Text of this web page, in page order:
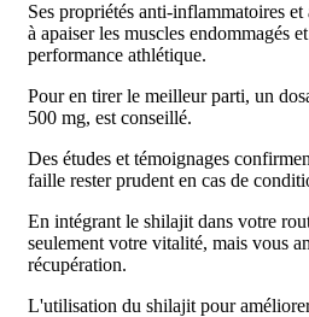
Ses propriétés anti-inflammatoires
à apaiser les muscles endommagés
performance athlétique.
Pour en tirer le meilleur parti, un
500 mg, est conseillé.
Des études et témoignages
faille rester prudent en cas de
En intégrant le shilajit dans votre
seulement votre vitalité, mais vous
récupération.
L'utilisation du shilajit pour